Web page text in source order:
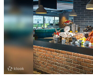
手
作
工
作
坊
#
露
營
#
上